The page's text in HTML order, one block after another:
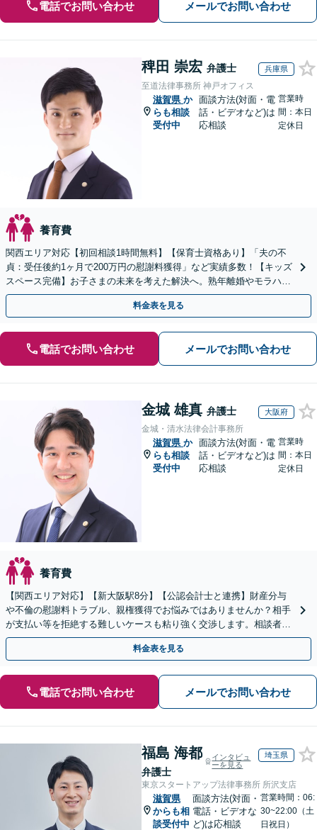
電話でお問い合わせ メールでお問い合わせ
稗田 崇宏 弁護士 兵庫県
至道法律事務所 神戸オフィス
滋賀県 か
らも相談
受付中
面談方法(対面・電
話・ビデオなど)は
応相談
営業時
間：本日
定休日
養育費
関西エリア対応【初回相談1時間無料】【保育士資格あり】「夫の不
貞：受任後約1ヶ月で200万円の慰謝料獲得」など実績多数！【キッズ
スペース完備】お子さまの未来を考えた解決へ。熟年離婚やモラハラ
のご相談多数【Web面談・電話相談・夜間相談OK】
料金表を見る
電話でお問い合わせ メールでお問い合わせ
金城 雄真 弁護士 大阪府
金城・清水法律会計事務所
滋賀県 か
らも相談
受付中
面談方法(対面・電
話・ビデオなど)は
応相談
営業時
間：本日
定休日
養育費
【関西エリア対応】【新大阪駅8分】【公認会計士と連携】財産分与
や不倫の慰謝料トラブル、親権獲得でお悩みではありませんか？相手
が支払い等を拒絶する難しいケースも粘り強く交渉します。相談者の
お気持ちに寄り添い、最後まで徹底サポート！
料金表を見る
電話でお問い合わせ メールでお問い合わせ
福島 海都
弁護士
インタビュ
ーを見る
埼玉県
東京スタートアップ法律事務所 所沢支店
滋賀県
からも相
談受付中
面談方法(対面・
電話・ビデオな
ど)は応相談
営業時間：06:
30~22:00（土
日祝日）